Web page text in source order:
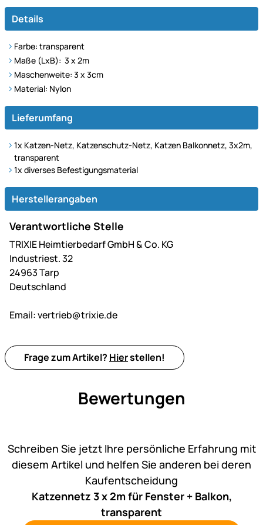
Details
Farbe: transparent
Maße (LxB): 3 x 2m
Maschenweite: 3 x 3cm
Material: Nylon
Lieferumfang
1x Katzen-Netz, Katzenschutz-Netz, Katzen Balkonnetz, 3x2m,
transparent
1x diverses Befestigungsmaterial
Herstellerangaben
Verantwortliche Stelle
TRIXIE Heimtierbedarf GmbH & Co. KG
Industriest. 32
24963 Tarp
Deutschland
Email:vertrieb@trixie.de
Frage zum Artikel? Hierstellen!
Bewertungen
Schreiben Sie jetzt Ihre persönliche Erfahrung mit
diesem Artikel und helfen Sie anderen bei deren
Kaufentscheidung
Katzennetz 3 x 2m für Fenster + Balkon,
transparent